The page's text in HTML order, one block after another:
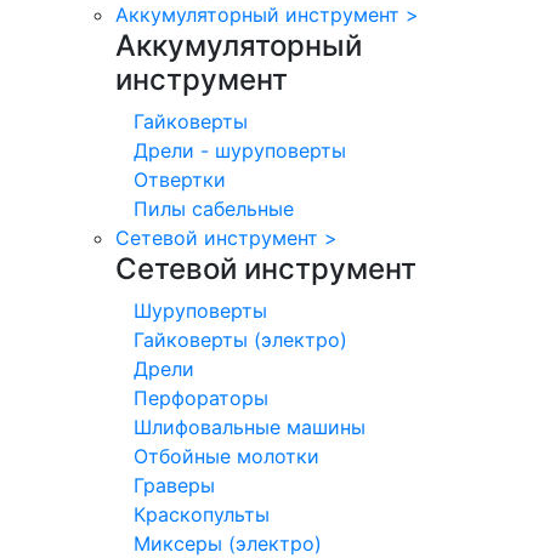
Аккумуляторный инструмент >
Аккумуляторный
инструмент
Гайковерты
Дрели - шуруповерты
Отвертки
Пилы сабельные
Сетевой инструмент >
Сетевой инструмент
Шуруповерты
Гайковерты (электро)
Дрели
Перфораторы
Шлифовальные машины
Отбойные молотки
Граверы
Краскопульты
Миксеры (электро)